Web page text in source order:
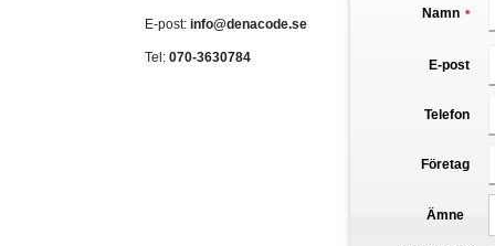
E-post: info@denacode.se
Tel: 070-3630784
Namn *
E-post
Telefon
Företag
Ämne